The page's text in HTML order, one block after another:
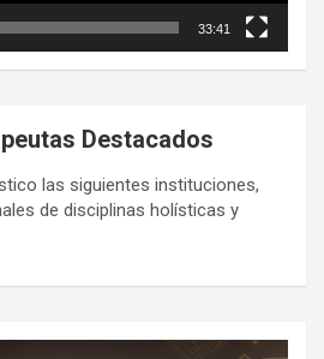
33:41
Destacados
las siguientes instituciones,
de disciplinas holísticas y